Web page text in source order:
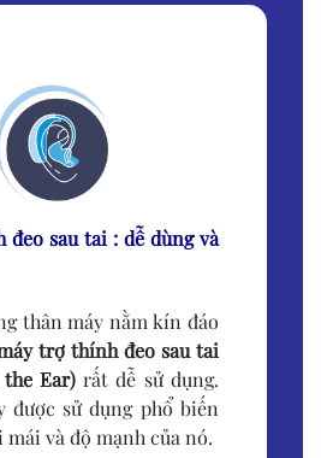
sau tai : dễ dùng và
thân máy nằm kín đáo
trợ thính đeo sau tai
Ear)rất dễ sử dụng.
được sử dụng phổ biến
và độ mạnh của nó.